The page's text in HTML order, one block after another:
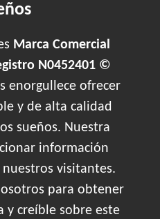
Marca Comercial
N0452401 ©
enorgullece ofrecer
y de alta calidad
sueños. Nuestra
información
nuestros visitantes.
para obtener
y creíble sobre este